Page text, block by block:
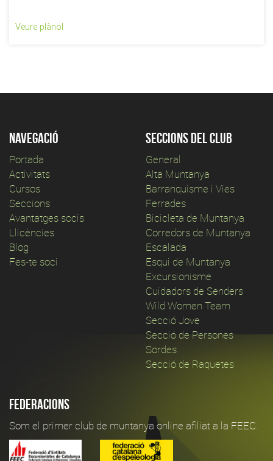
Veure plànol
Navegació
Portada
Activitats
Cursos
Seccions
Avantatges socis
Llicències
Blog
Fes-te soci
Seccions del club
General
Alta Muntanya
Barranquisme i Vies
Ferrades
Bicicleta de Muntanya
Corredors de Muntanya
Escalada
Esqui de Muntanya
Excursionisme
Cuidadors de Senders
Wild Women Team
Secció Jove
Secció de Persones
Sordes
Secció de Raquetes
Federacions
Som el primer club de muntanya online afiliat a la FEEC.